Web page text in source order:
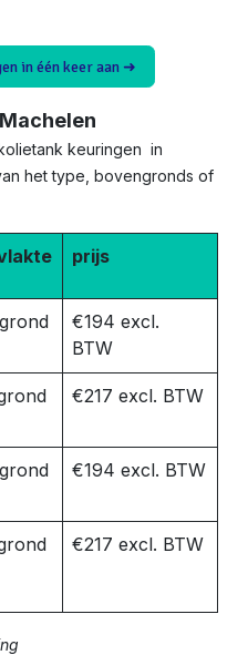
in één keer aan ➜
keuringen in
het type, bovengronds of
prijs
€194 excl.
BTW
€217 excl. BTW
€194 excl. BTW
€217 excl. BTW